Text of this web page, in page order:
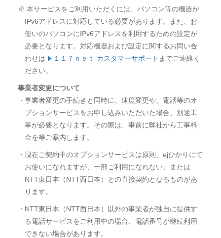
※ 本サービスをご利用いただくには、パソコン等の機器が
IPv6アドレスに対応している必要があります。また、お
使いのパソコンにIPv6アドレスを利用するための設定が
必要となります。対応機器および設定に関するお問い合
わせは
１１７ｎｅｔ カスタマーサポート までご連絡く
ださい。
事業者変更について
・事業者変更の手続きと同時に、速度変更や、電話等のオ
プションサービスをお申し込みいただいた場合、別途工
事が必要となります。その際は、事前に弊社から工事料
金を等ご案内します。
・現在ご契約中のオプションサービスは原則、ejひかりにて
お使いになれますが、一部ご利用になれない、または
NTT東日本（NTT西日本）との直接契約となるものがあ
ります。
・NTT東日本（NTT西日本）以外の事業者が独自に提供す
る電話サービスをご利用中の場合、電話番号が継続利用
できない場合があります。